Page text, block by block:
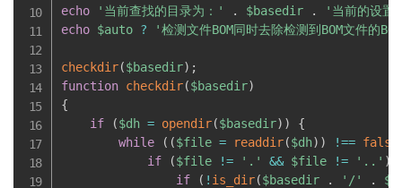
echo '当前查找的目录为：' . $basedir .
'当前的设置
echo $auto ? '检测文件BOM同时去除检测到BOM文件的
checkdir($basedir) ;
function checkdir($basedir)
{
if
($dh = opendir($basedir) )
{
while
( ($file = readdir($dh) ) !== false
if
($file != '.' && $file != '..' )
if
( ! is_dir($basedir . '/' .